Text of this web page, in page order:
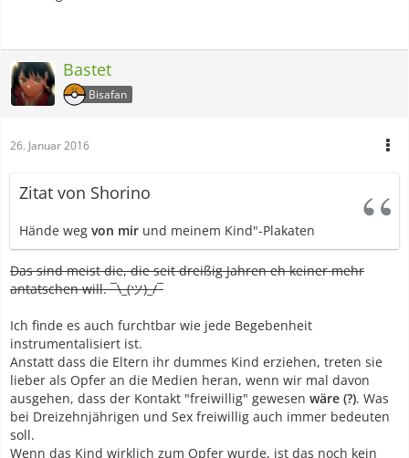
Bastet
Bisafan
26. Januar 2016
Zitat von Shorino
Hände weg von mir und meinem Kind"-Plakaten
Das sind meist die, die seit dreißig Jahren eh keiner mehr
antatschen will. ¯\_(ツ)_/¯
Ich finde es auch furchtbar wie jede Begebenheit
instrumentalisiert ist.
Anstatt dass die Eltern ihr dummes Kind erziehen, treten sie
lieber als Opfer an die Medien heran, wenn wir mal davon
ausgehen, dass der Kontakt "freiwillig" gewesen wäre (?). Was
bei Dreizehnjährigen und Sex freiwillig auch immer bedeuten
soll.
Wenn das Kind wirklich zum Opfer wurde, ist das noch kein